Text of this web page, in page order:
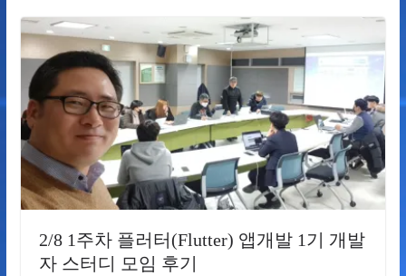
2/8 1주차 플러터(Flutter) 앱개발 1기 개발
자 스터디 모임 후기